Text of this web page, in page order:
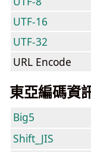
UTF-16
UTF-32
URL Encode
東亞編碼資
Big5
Shift_JIS